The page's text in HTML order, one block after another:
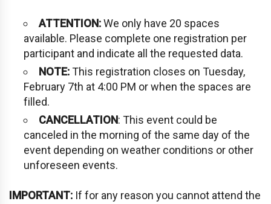
ATTENTION:We only have 20 spaces
available. Please complete one registration per
participant and indicate all the requested data.
NOTE:This registration closes on Tuesday,
February 7th at 4:00 PM or when the spaces are
filled.
CANCELLATION: This event could be
canceled in the morning of the same day of the
event depending on weather conditions or other
unforeseen events.
IMPORTANT: If for any reason you cannot attend the